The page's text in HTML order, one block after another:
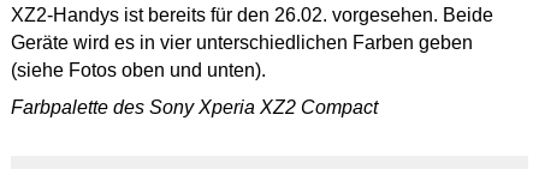
XZ2-Handys ist bereits für den 26.02. vorgesehen. Beide
Geräte wird es in vier unterschiedlichen Farben geben
(siehe Fotos oben und unten).
Farbpalette des Sony Xperia XZ2 Compact